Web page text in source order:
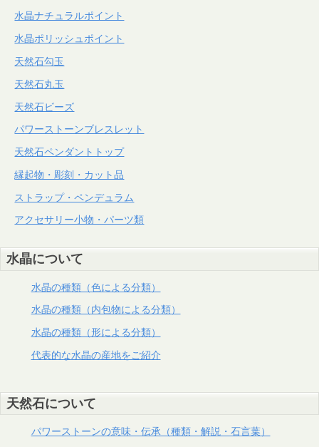
水晶ナチュラルポイント
水晶ポリッシュポイント
天然石勾玉
天然石丸玉
天然石ビーズ
パワーストーンブレスレット
天然石ペンダントトップ
縁起物・彫刻・カット品
ストラップ・ペンデュラム
アクセサリー小物・パーツ類
水晶について
水晶の種類（色による分類）
水晶の種類（内包物による分類）
水晶の種類（形による分類）
代表的な水晶の産地をご紹介
天然石について
パワーストーンの意味・伝承（種類・解説・石言葉）